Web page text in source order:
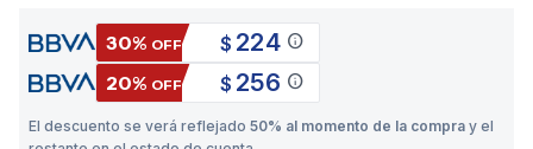
30% OFF $ 224 info
20% OFF $ 256 info
El descuento se verá reflejado 50% al momento de la compra y el